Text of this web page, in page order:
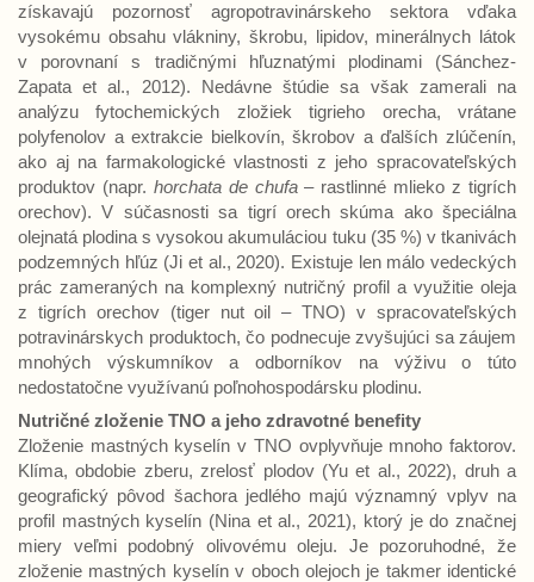
získavajú pozornosť agropotravinárskeho sektora vďaka
vysokému obsahu vlákniny, škrobu, lipidov, minerálnych látok
v porovnaní s tradičnými hľuznatými plodinami (Sánchez-
Zapata et al., 2012). Nedávne štúdie sa však zamerali na
analýzu fytochemických zložiek tigrieho orecha, vrátane
polyfenolov a extrakcie bielkovín, škrobov a ďalších zlúčenín,
ako aj na farmakologické vlastnosti z jeho spracovateľských
produktov (napr. horchata de chufa– rastlinné mlieko z tigrích
orechov). V súčasnosti sa tigrí orech skúma ako špeciálna
olejnatá plodina s vysokou akumuláciou tuku (35 %) v tkanivách
podzemných hľúz (Ji et al., 2020). Existuje len málo vedeckých
prác zameraných na komplexný nutričný profil a využitie oleja
z tigrích orechov (tiger nut oil – TNO) v spracovateľských
potravinárskych produktoch, čo podnecuje zvyšujúci sa záujem
mnohých výskumníkov a odborníkov na výživu o túto
nedostatočne využívanú poľnohospodársku plodinu.
Nutričné zloženie TNO a jeho zdravotné benefity
Zloženie mastných kyselín v TNO ovplyvňuje mnoho faktorov.
Klíma, obdobie zberu, zrelosť plodov (Yu et al., 2022), druh a
geografický pôvod šachora jedlého majú významný vplyv na
profil mastných kyselín (Nina et al., 2021), ktorý je do značnej
miery veľmi podobný olivovému oleju. Je pozoruhodné, že
zloženie mastných kyselín v oboch olejoch je takmer identické